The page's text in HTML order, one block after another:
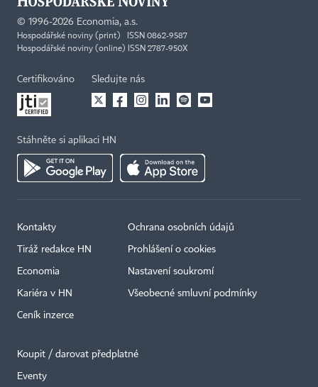
© 1996-2026 Economia, a.s.
Hospodářské noviny (print) ISSN 0862-9587
Hospodářské noviny (online) ISSN 2787-950X
Certifikováno Sledujte nás
Stáhněte si aplikaci HN
Kontakty
Tiráž redakce HN
Economia
Kariéra v HN
Ceník inzerce
Ochrana osobních údajů
Prohlášení o cookies
Nastavení soukromí
Všeobecné smluvní podmínky
Koupit / darovat předplatné
Eventy